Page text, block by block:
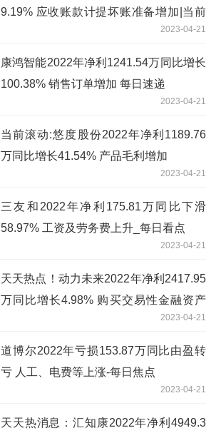
9.19% 应收账款计提坏账准备增加|当前
2023-04-21
康鸿智能2022年净利1241.54万同比增长
100.38% 销售订单增加 每日速递
2023-04-21
当前滚动:悠度股份2022年净利1189.76
万同比增长41.54% 产品毛利增加
2023-04-21
三友和2022年净利175.81万同比下滑
58.97% 工资及劳务费上升_每日看点
2023-04-21
天天热点！动力未来2022年净利2417.95
万同比增长4.98% 购买交易性金融资产
2023-04-21
道博尔2022年亏损153.87万同比由盈转
亏 人工、电费等上涨-每日焦点
2023-04-21
天天热消息：汇知康2022年净利4949.3